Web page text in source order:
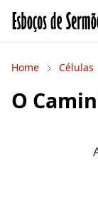
Home Células
O